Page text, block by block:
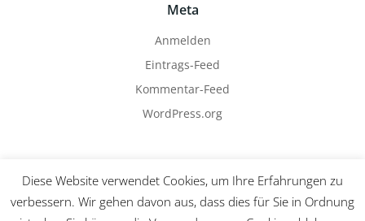
Meta
Anmelden
Eintrags-Feed
Kommentar-Feed
WordPress.org
Diese Website verwendet Cookies, um Ihre Erfahrungen zu
verbessern. Wir gehen davon aus, dass dies für Sie in Ordnung